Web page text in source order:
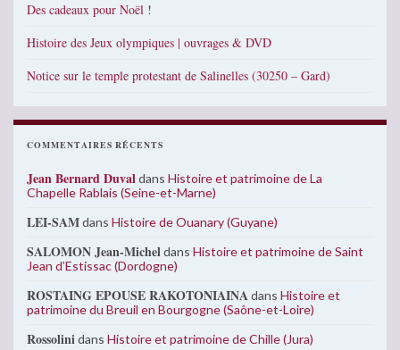
Des cadeaux pour Noël !
Histoire des Jeux olympiques | ouvrages & DVD
Notice sur le temple protestant de Salinelles (30250 – Gard)
COMMENTAIRES RÉCENTS
Jean Bernard Duvaldans Histoire et patrimoine de La
Chapelle Rablais (Seine-et-Marne)
LEI-SAMdans Histoire de Ouanary (Guyane)
SALOMON Jean-Micheldans Histoire et patrimoine de Saint
Jean d’Estissac (Dordogne)
ROSTAING EPOUSE RAKOTONIAINAdans Histoire et
patrimoine du Breuil en Bourgogne (Saône-et-Loire)
Rossolinidans Histoire et patrimoine de Chille (Jura)